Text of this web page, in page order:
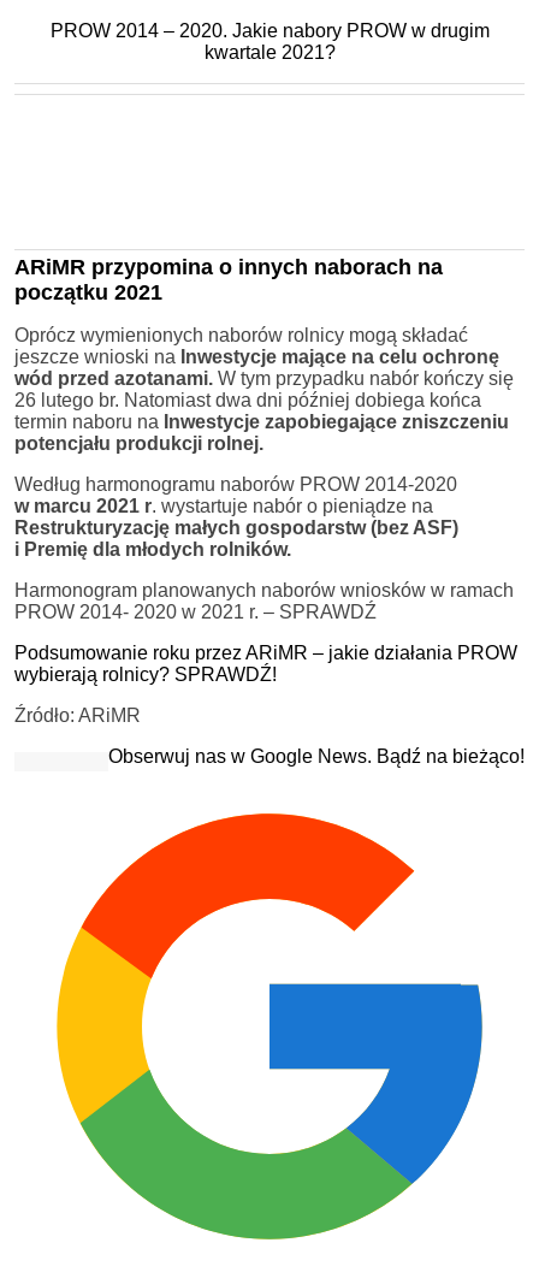
PROW 2014 – 2020. Jakie nabory PROW w drugim
kwartale 2021?
ARiMR przypomina o innych naborach na
początku 2021
Oprócz wymienionych naborów rolnicy mogą składać
jeszcze wnioski na Inwestycje mające na celu ochronę
wód przed azotanami. W tym przypadku nabór kończy się
26 lutego br. Natomiast dwa dni później dobiega końca
termin naboru na Inwestycje zapobiegające zniszczeniu
potencjału produkcji rolnej.
Według harmonogramu naborów PROW 2014-2020
w marcu 2021 r. wystartuje nabór o pieniądze na
Restrukturyzację małych gospodarstw (bez ASF)
i Premię dla młodych rolników.
Harmonogram planowanych naborów wniosków w ramach
PROW 2014- 2020 w 2021 r. – SPRAWDŹ
Podsumowanie roku przez ARiMR – jakie działania PROW
wybierają rolnicy? SPRAWDŹ!
Źródło: ARiMR
Obserwuj nas w Google News. Bądź na bieżąco!